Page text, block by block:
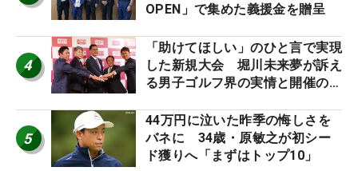
OPEN」で集めた義援金を贈呈
4
「助けてほしい」のひと言で実現
した新規大会 堀川未来夢が訴え
る男子ゴルフ界の実情と開催の舞
5
44万円に泣いた昨季の悔しさを
バネに 34歳・原敏之が初シー
ド獲りへ「まずはトップ10」